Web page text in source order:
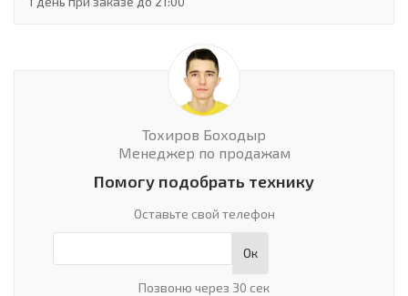
Тохиров Боходыр
Менеджер по продажам
Помогу подобрать технику
Оставьте свой телефон
Ок
Позвоню через 30 сек